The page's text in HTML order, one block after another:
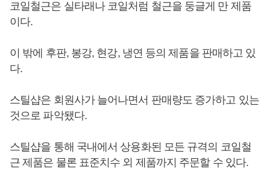
코일철근은 실타래나 코일처럼 철근을 둥글게 만 제품
이다.
이 밖에 후판, 봉강, 현강, 냉연 등의 제품을 판매하고 있
다.
스틸샵은 회원사가 늘어나면서 판매량도 증가하고 있는
것으로 파악됐다.
스틸샵을 통해 국내에서 상용화된 모든 규격의 코일철
근 제품은 물론 표준치수 외 제품까지 주문할 수 있다.